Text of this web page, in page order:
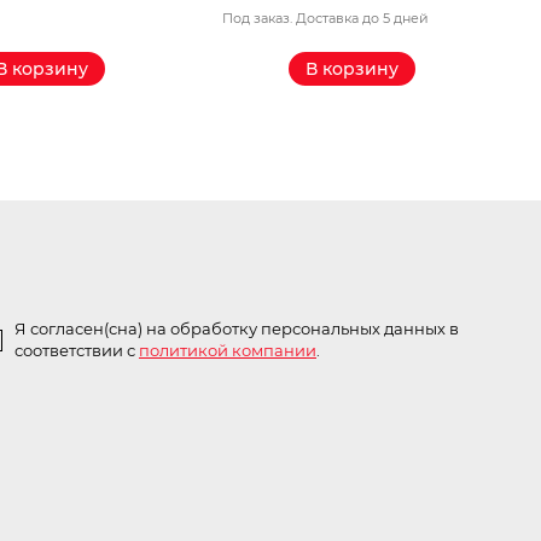
корзину
Под заказ. Доставка до 5 дней
В корзину
Я согласен(сна) на обработку персональных данных в
соответствии с политикой компании